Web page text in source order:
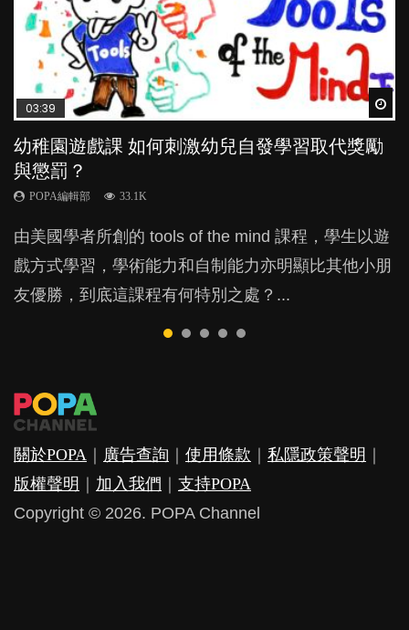
03:39
幼稚園遊戲課 如何刺激幼兒自發學習取代獎勵
與懲罰？
POPA編輯部 33.1K
由美國學者所創的 tools of the mind 課程，學生以遊
戲方式學習，學術能力和自制能力亦明顯比其他小朋
友優勝，到底這課程有何特別之處？...
04:59
幼兒playgroup真係玩耍中學習？研究指BB 15個
月大前上堂不見效果
POPA編輯部 47.1K
現今小朋友的起跑線，愈推愈前。雖然政府並無官方
的統計數字，但粗略估算，香港至少有六、七百家早
期教育中心，但孩子是否愈早上Playgroup愈好？...
03:02
老公患產後憂鬱症對BB的影響
POPA編輯部
鬱，影響日常生活，嚴重的甚至會有自殺，或傷害小
朋友的念頭。但為何爸爸患上產後抑鬱往往難以察
覺？...
04:06
全職好？在職好？｜全職媽媽與在職媽媽的壓
力與價值
POPA編輯部 25.8K
許多媽媽心底可能都有一刻掙扎過：究竟全職好，還
是在職好。雖說每個家庭都有自己的獨特狀況和考慮
因素，但原來全職和在職媽媽所養育的子女其實都各
04:18
凡事以BB為中心，就係好爸媽？｜別忽視父母
的身心虛耗
POPA編輯部 31.5K
父母日夜無間、身心俱疲地照顧BB，如何做到正向
教養？部份父母更會為了小朋友放棄自己的嗜好、減
少出席朋友聚會等等，你以為會換來美好的親子關
關於POPA 廣告查詢 使用條款 私隱政策聲明
版權聲明
加入我們
支持POPA
Copyright © 2026. POPA Channel